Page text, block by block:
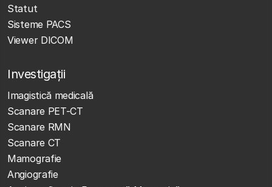
Statut
Sisteme PACS
Viewer DICOM
Investigații
Imagistică medicală
Scanare PET-CT
Scanare RMN
Scanare CT
Mamografie
Angiografie